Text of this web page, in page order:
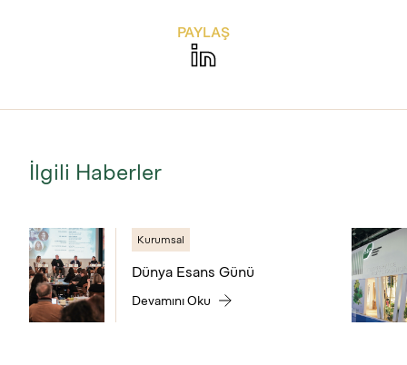
PAYLAŞ
İlgili Haberler
Kurumsal
Dünya Esans Günü
Devamını Oku